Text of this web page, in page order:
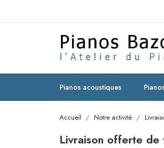
Pianos acoustiques
Accueil Notre activité
Livraison offerte